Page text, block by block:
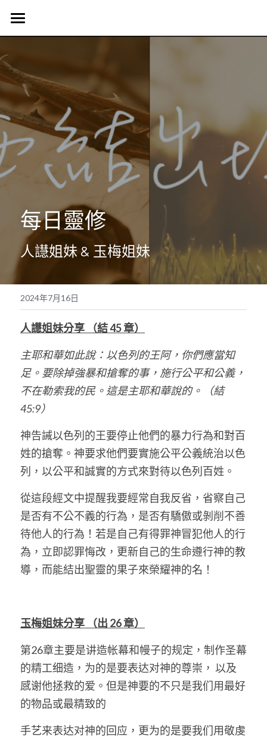
首頁
歷史簡介
教會核心價值
使命異象
同工團隊
Harvest Vancouver
簡介
使命異象
Harvest 聚會信息
活動訊息
Harvest Choir
團契生活
台語團契
禱告會
晨禱靈修
主題查經
父母團契
媒體專區
生活事神的話
受洗見證
主日直播
靈修小語
宣教事工
信望愛團契
探訪之行2023
聯絡我們
聯絡方式
靈修部落格
繁體中文
繁體中文 POWERED BY
每日靈修
人譿姐妹 & 玉梅姐妹
2024年7月16日
人譿姐妹分享 （結 45 章）
主耶和華如此說：以色列的王阿，你們應當知
足。要除掉強暴和搶奪的事，施行公平和公義，
不在勒索我的民。這是主耶和華說的。（結
45:9）
神告誡以色列的王要停止他們的暴力行為和對百
姓的搶奪。神要求他們要實施公平公義統治以色
列，以公平和誠實的方式來對待以色列百姓。
從這段經文中提醒我要經常自我反省，省察自己
是否有不公不義的行為，是否有驕傲或剝削不善
待他人的行為！若是自己有得罪神冒犯他人的行
為，立即認罪悔改，更新自己的生命遵行神的教
導，而能結出聖靈的果子來榮耀神的名！
玉梅姐妹分享 （出 26 章）
第26章主要是讲造帐幕和幔子的规定，制作圣幕
的精工细造，为的是要表达对神的尊崇， 以及
感谢他拯救的爱。但是神要的不只是我们用最好
的物品或最精致的
手艺来表达对神的回应，更为的是要我们用敬虔